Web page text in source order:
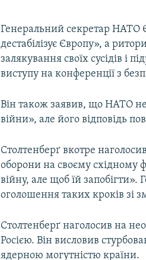
Генеральний секретар НАТО
дестабілізує Європу», а
залякування своїх сусідів і
виступу на конференції з
Він також заявив, що НАТО не
війни», але його відповідь
Столтенберґ вкотре
оборони на своєму східному
війну, але щоб їй
оголошення таких кроків зі
Столтенберґ наголосив на
Росією. Він висловив
ядерною могутністю країни.